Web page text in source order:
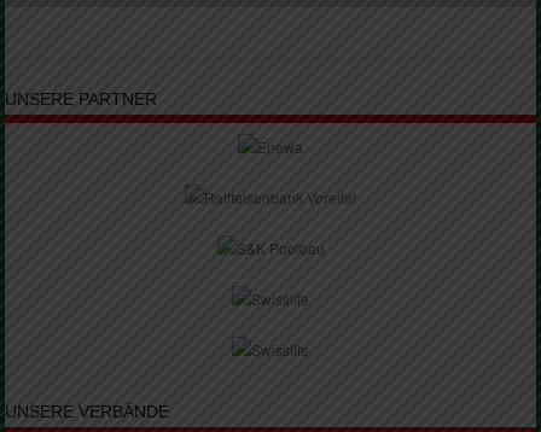
UNSERE PARTNER
UNSERE VERBÄNDE